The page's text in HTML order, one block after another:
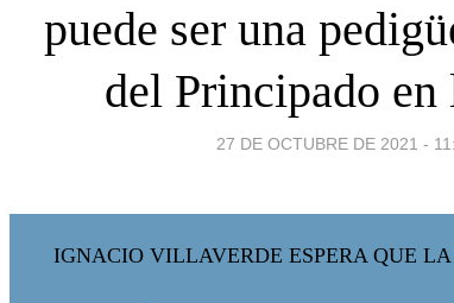
puede ser una
del Principado en
27 DE OCTUBRE DE 2021 -
IGNACIO VILLAVERDE ESPERA QUE